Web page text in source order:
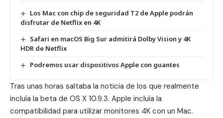
Los Mac con chip de seguridad T2 de Apple podrán
disfrutar de Netflix en 4K
Safari en macOS Big Sur admitirá Dolby Vision y 4K
HDR de Netflix
Podremos usar dispositivos Apple con guantes
Tras unas horas saltaba la noticia de los que realmente
incluía la beta de OS X 10.9.3. Apple incluía la
compatibilidad para utilizar monitores 4K con un Mac.